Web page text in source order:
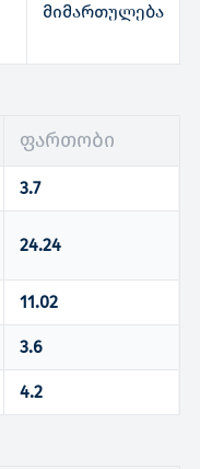
მიმართულება
ფართობი
3.7
24.24
11.02
3.6
4.2